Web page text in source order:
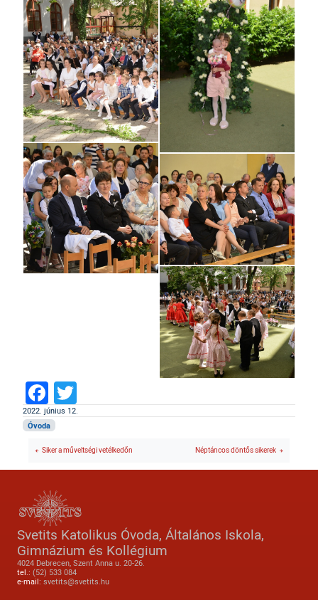
Facebook
2022. június 12.
Óvoda
Siker a műveltségi vetélkedőn Néptáncos döntős sikerek
Svetits Katolikus Óvoda, Általános Iskola,
Gimnázium és Kollégium
4024 Debrecen, Szent Anna u. 20-26.
tel.: (52) 533 084
e-mail: svetits@svetits.hu